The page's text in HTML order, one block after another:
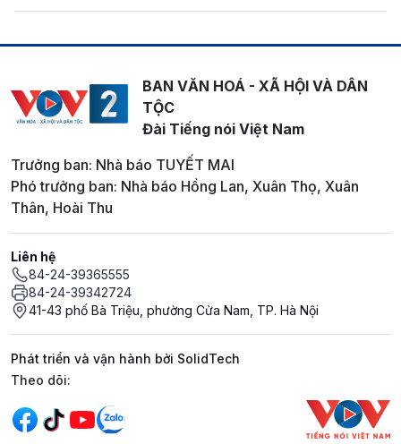
BAN VĂN HOÁ - XÃ HỘI VÀ DÂN
TỘC
Đài Tiếng nói Việt Nam
Trưởng ban: Nhà báo TUYẾT MAI
Phó trưởng ban: Nhà báo Hồng Lan, Xuân Thọ, Xuân
Thân, Hoài Thu
Liên hệ
84-24-39365555
84-24-39342724
41-43 phố Bà Triệu, phường Cửa Nam, TP. Hà Nội
Phát triển và vận hành bởi SolidTech
Mạng xã hội
Theo dõi: